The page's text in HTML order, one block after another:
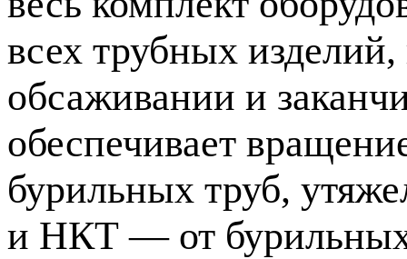
всех трубных
обсаживании и
обеспечивает
бурильных труб,
и НКТ — от